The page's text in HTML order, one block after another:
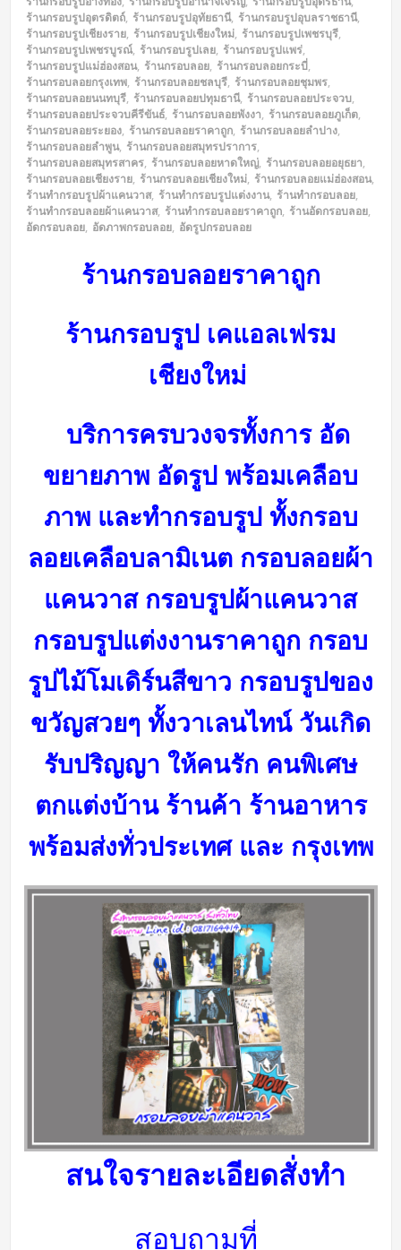
ร้านกรอบรูปอุตรดิตถ์, ร้านกรอบรูปอุทัยธานี, ร้านกรอบรูปอุบลราชธานี,
ร้านกรอบรูปเชียงราย, ร้านกรอบรูปเชียงใหม่, ร้านกรอบรูปเพชรบุรี,
ร้านกรอบรูปเพชรบูรณ์, ร้านกรอบรูปเลย, ร้านกรอบรูปแพร่,
ร้านกรอบรูปแม่ฮ่องสอน, ร้านกรอบลอย, ร้านกรอบลอยกระบี่,
ร้านกรอบลอยกรุงเทพ, ร้านกรอบลอยชลบุรี, ร้านกรอบลอยชุมพร,
ร้านกรอบลอยนนทบุรี, ร้านกรอบลอยปทุมธานี, ร้านกรอบลอยประจวบ,
ร้านกรอบลอยประจวบคีรีขันธ์, ร้านกรอบลอยพังงา, ร้านกรอบลอยภูเก็ต,
ร้านกรอบลอยระยอง, ร้านกรอบลอยราคาถูก, ร้านกรอบลอยลำปาง,
ร้านกรอบลอยลำพูน, ร้านกรอบลอยสมุทรปราการ,
ร้านกรอบลอยสมุทรสาคร, ร้านกรอบลอยหาดใหญ่, ร้านกรอบลอยอยุธยา,
ร้านกรอบลอยเชียงราย, ร้านกรอบลอยเชียงใหม่, ร้านกรอบลอยแม่ฮ่องสอน,
ร้านทำกรอบรูปผ้าแคนวาส, ร้านทำกรอบรูปแต่งงาน, ร้านทำกรอบลอย,
ร้านทำกรอบลอยผ้าแคนวาส, ร้านทำกรอบลอยราคาถูก, ร้านอัดกรอบลอย,
อัดกรอบลอย, อัดภาพกรอบลอย, อัดรูปกรอบลอย
ร้านกรอบลอยราคาถูก
ร้านกรอบรูป เคแอลเฟรม
เชียงใหม่
บริการครบวงจรทั้งการ อัด
ขยายภาพ อัดรูป พร้อมเคลือบ
ภาพ และทำกรอบรูป ทั้งกรอบ
ลอยเคลือบลามิเนต กรอบลอยผ้า
แคนวาส กรอบรูปผ้าแคนวาส
กรอบรูปแต่งงานราคาถูก กรอบ
รูปไม้โมเดิร์นสีขาว กรอบรูปของ
ขวัญสวยๆ ทั้งวาเลนไทน์ วันเกิด
รับปริญญา ให้คนรัก คนพิเศษ
ตกแต่งบ้าน ร้านค้า ร้านอาหาร
พร้อมส่งทั่วประเทศ และ กรุงเทพ
สนใจรายละเอียดสั่งทำ
สอบถามที่